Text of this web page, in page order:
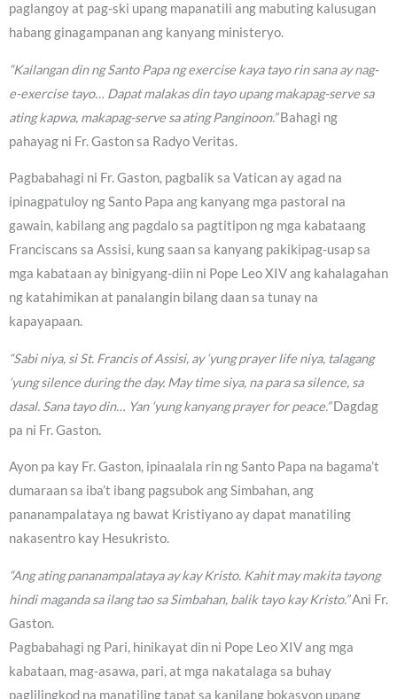
paglangoy at pag-ski upang mapanatili ang mabuting kalusugan
habang ginagampanan ang kanyang ministeryo.
“Kailangan din ng Santo Papa ng exercise kaya tayo rin sana ay nag-
e-exercise tayo… Dapat malakas din tayo upang makapag-serve sa
ating kapwa, makapag-serve sa ating Panginoon.”Bahagi ng
pahayag ni Fr. Gaston sa Radyo Veritas.
Pagbabahagi ni Fr. Gaston, pagbalik sa Vatican ay agad na
ipinagpatuloy ng Santo Papa ang kanyang mga pastoral na
gawain, kabilang ang pagdalo sa pagtitipon ng mga kabataang
Franciscans sa Assisi, kung saan sa kanyang pakikipag-usap sa
mga kabataan ay binigyang-diin ni Pope Leo XIV ang kahalagahan
ng katahimikan at panalangin bilang daan sa tunay na
kapayapaan.
“Sabi niya, si St. Francis of Assisi, ay ‘yung prayer life niya, talagang
‘yung silence during the day. May time siya, na para sa silence, sa
dasal. Sana tayo din… Yan ‘yung kanyang prayer for peace.”Dagdag
pa ni Fr. Gaston.
Ayon pa kay Fr. Gaston, ipinaalala rin ng Santo Papa na bagama’t
dumaraan sa iba’t ibang pagsubok ang Simbahan, ang
pananampalataya ng bawat Kristiyano ay dapat manatiling
nakasentro kay Hesukristo.
“Ang ating pananampalataya ay kay Kristo. Kahit may makita tayong
hindi maganda sa ilang tao sa Simbahan, balik tayo kay Kristo.”Ani Fr.
Gaston.
Pagbabahagi ng Pari, hinikayat din ni Pope Leo XIV ang mga
kabataan, mag-asawa, pari, at mga nakatalaga sa buhay
paglilingkod na manatiling tapat sa kanilang bokasyon upang